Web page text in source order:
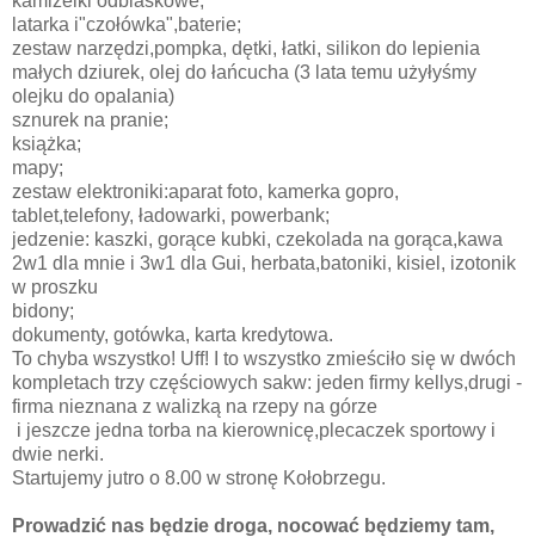
latarka i"czołówka",baterie;
zestaw narzędzi,pompka, dętki, łatki, silikon do lepienia
małych dziurek, olej do łańcucha (3 lata temu użyłyśmy
olejku do opalania)
sznurek na pranie;
książka;
mapy;
zestaw elektroniki:aparat foto, kamerka gopro,
tablet,telefony, ładowarki, powerbank;
jedzenie: kaszki, gorące kubki, czekolada na gorąca,kawa
2w1 dla mnie i 3w1 dla Gui, herbata,batoniki, kisiel, izotonik
w proszku
bidony;
dokumenty, gotówka, karta kredytowa.
To chyba wszystko! Uff! I to wszystko zmieściło się w dwóch
kompletach trzy częściowych sakw: jeden firmy kellys,drugi -
firma nieznana z walizką na rzepy na górze
i jeszcze jedna torba na kierownicę,plecaczek sportowy i
dwie nerki.
Startujemy jutro o 8.00 w stronę Kołobrzegu.
Prowadzić nas będzie droga, nocować będziemy tam,